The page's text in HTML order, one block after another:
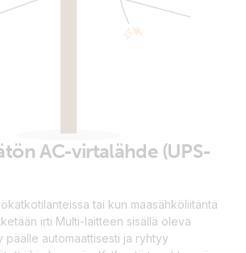
AC-virtalähde (UPS-
tai kun maasähköliitäntä
irti Multi-laitteen sisällä oleva
automaattisesti ja ryhtyy